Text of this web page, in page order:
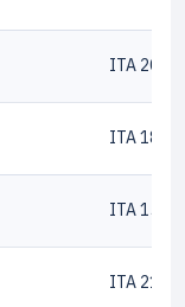
ITA
ITA
ITA
ITA